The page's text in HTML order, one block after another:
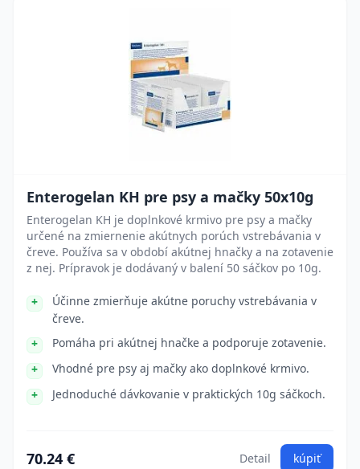
Enterogelan KH pre psy a mačky 50x10g
Enterogelan KH je doplnkové krmivo pre psy a mačky
určené na zmiernenie akútnych porúch vstrebávania v
čreve. Používa sa v období akútnej hnačky a na zotavenie
z nej. Prípravok je dodávaný v balení 50 sáčkov po 10g.
Účinne zmierňuje akútne poruchy vstrebávania v
čreve.
Pomáha pri akútnej hnačke a podporuje zotavenie.
Vhodné pre psy aj mačky ako doplnkové krmivo.
Jednoduché dávkovanie v praktických 10g sáčkoch.
70.24 € Detail kúpiť